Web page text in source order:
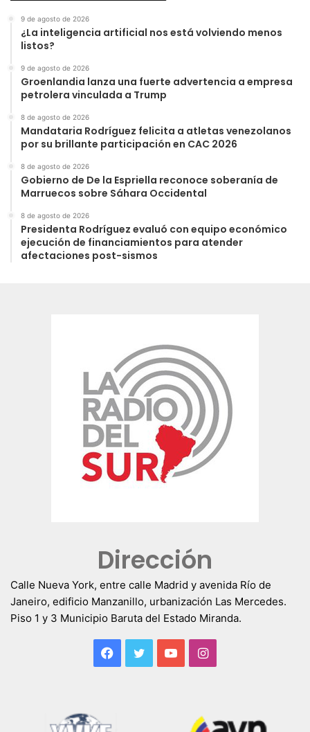
9 de agosto de 2026
¿La inteligencia artificial nos está volviendo menos
listos?
9 de agosto de 2026
Groenlandia lanza una fuerte advertencia a empresa
petrolera vinculada a Trump
8 de agosto de 2026
Mandataria Rodríguez felicita a atletas venezolanos
por su brillante participación en CAC 2026
8 de agosto de 2026
Gobierno de De la Espriella reconoce soberanía de
Marruecos sobre Sáhara Occidental
8 de agosto de 2026
Presidenta Rodríguez evaluó con equipo económico
ejecución de financiamientos para atender
afectaciones post-sismos
Dirección
Calle Nueva York, entre calle Madrid y avenida Río de
Janeiro, edificio Manzanillo, urbanización Las Mercedes.
Piso 1 y 3 Municipio Baruta del Estado Miranda.
Facebook
TwitterYouTubeInstagram